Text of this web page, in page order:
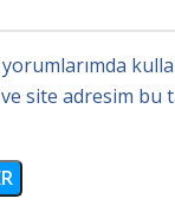
site adresim bu